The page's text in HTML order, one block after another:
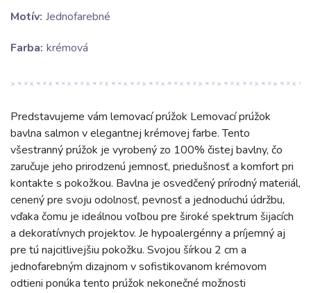
Motív: Jednofarebné
Farba: krémová
Predstavujeme vám lemovací prúžok Lemovací prúžok
bavlna salmon v elegantnej krémovej farbe. Tento
všestranný prúžok je vyrobený zo 100% čistej bavlny, čo
zaručuje jeho prirodzenú jemnosť, priedušnosť a komfort pri
kontakte s pokožkou. Bavlna je osvedčený prírodný materiál,
cenený pre svoju odolnosť, pevnosť a jednoduchú údržbu,
vďaka čomu je ideálnou voľbou pre široké spektrum šijacích
a dekoratívnych projektov. Je hypoalergénny a príjemný aj
pre tú najcitlivejšiu pokožku. Svojou šírkou 2 cm a
jednofarebným dizajnom v sofistikovanom krémovom
odtieni ponúka tento prúžok nekonečné možnosti